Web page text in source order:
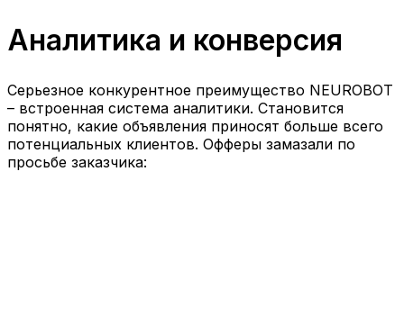
Аналитика и конверсия
Серьезное конкурентное преимущество NEUROBOT
– встроенная система аналитики. Становится
понятно, какие объявления приносят больше всего
потенциальных клиентов. Офферы замазали по
просьбе заказчика: